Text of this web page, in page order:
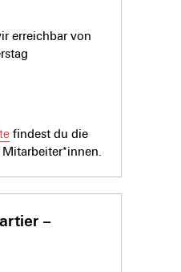
erreichbar von
findest du die
–